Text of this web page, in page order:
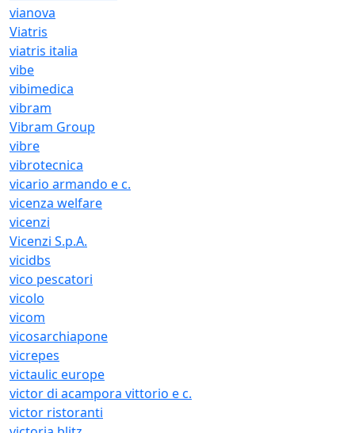
vianova
Viatris
viatris italia
vibe
vibimedica
vibram
Vibram Group
vibre
vibrotecnica
vicario armando e c.
vicenza welfare
vicenzi
Vicenzi S.p.A.
vicidbs
vico pescatori
vicolo
vicom
vicosarchiapone
vicrepes
victaulic europe
victor di acampora vittorio e c.
victor ristoranti